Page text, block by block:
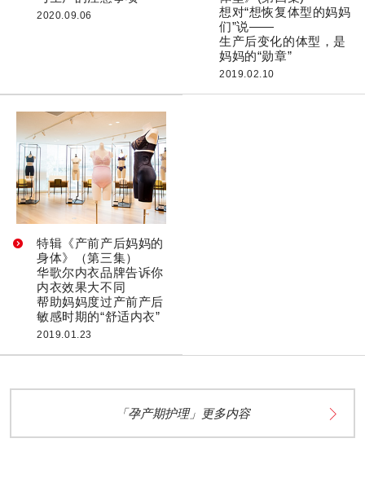
2020.09.06
想对“想恢复体型的妈妈
们”说——
生产后变化的体型，是
妈妈的“勋章”
2019.02.10
特辑《产前产后妈妈的
身体》（第三集）
华歌尔内衣品牌告诉你
内衣效果大不同
帮助妈妈度过产前产后
敏感时期的“舒适内衣”
2019.01.23
「孕产期护理」更多内容